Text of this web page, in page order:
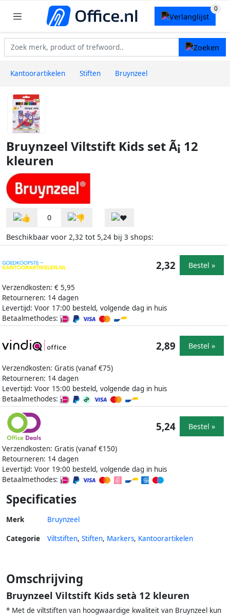
Kantoorartikelen Stiften Bruynzeel
Bruynzeel Viltstift Kids set Ã¡ 12
kleuren
0
Beschikbaar voor 2,32 tot 5,24 bij 3 shops:
Verzendkosten: € 5,95
Retourneren: 14 dagen
Levertijd: Voor 17:00 besteld, volgende dag in huis
Betaalmethodes:
2,32 Bestel »
Verzendkosten: Gratis (vanaf €75)
Retourneren: 14 dagen
Levertijd: Voor 15:00 besteld, volgende dag in huis
Betaalmethodes:
2,89 Bestel »
Verzendkosten: Gratis (vanaf €150)
Retourneren: 14 dagen
Levertijd: Voor 19:00 besteld, volgende dag in huis
Betaalmethodes:
5,24 Bestel »
Specificaties
Merk Bruynzeel
Categorie Viltstiften, Stiften, Markers, Kantoorartikelen
Omschrijving
Bruynzeel Viltstift Kids setà 12 kleuren
* Met de viltstiften van hoogwaardige kwaliteit van Bruynzeel kun